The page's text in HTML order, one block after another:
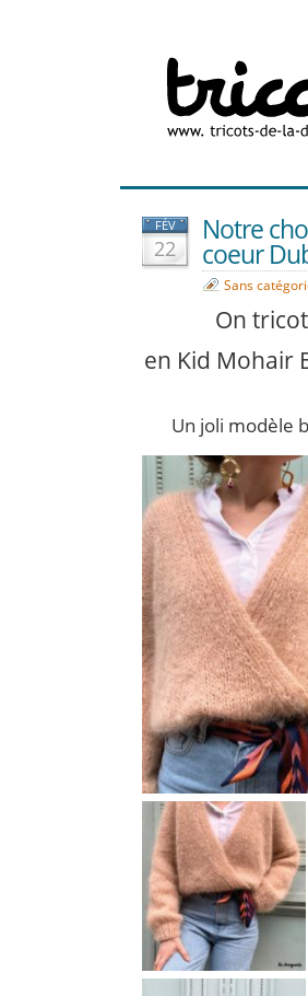
FÉV
22
Notre
coeur
Sans
On
en Kid Mohair
Un joli modèle